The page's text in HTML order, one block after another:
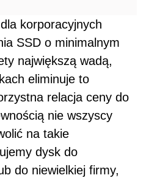
korporacyjnych
SSD o minimalnym
największą wadą,
eliminuje to
relacja ceny do
nie wszyscy
na takie
dysk do
do niewielkiej firmy,